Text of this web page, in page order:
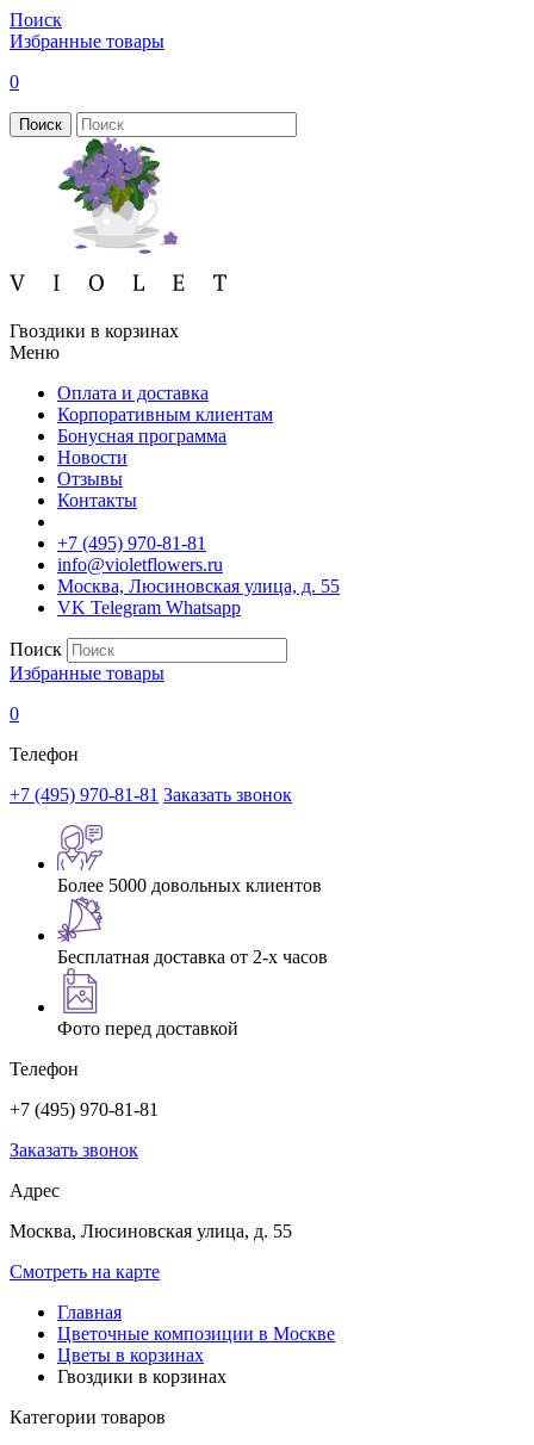
Поиск
Избранные товары
0
Поиск
Гвоздики в корзинах
Меню
Оплата и доставка
Корпоративным клиентам
Бонусная программа
Новости
Отзывы
Контакты
+7 (495) 970-81-81
info@violetflowers.ru
Москва, Люсиновская улица, д. 55
VK Telegram Whatsapp
Поиск
Избранные товары
0
Телефон
+7 (495) 970-81-81 Заказать звонок
Более 5000 довольных клиентов
Бесплатная доставка от 2-х часов
Фото перед доставкой
Телефон
+7 (495) 970-81-81
Заказать звонок
Адрес
Москва, Люсиновская улица, д. 55
Смотреть на карте
Главная
Цветочные композиции в Москве
Цветы в корзинах
Гвоздики в корзинах
Категории товаров